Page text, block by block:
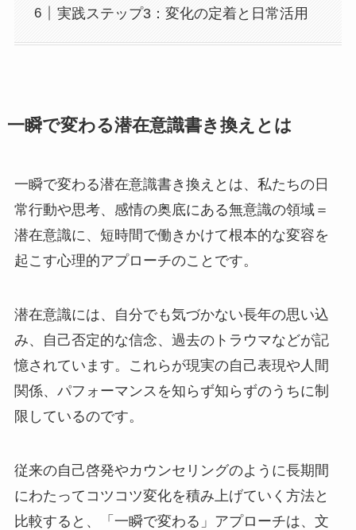
実践ステップ3：変化の定着と日常活用
一瞬で変わる潜在意識書き換えとは
一瞬で変わる潜在意識書き換えとは、私たちの日
常行動や思考、感情の奥底にある無意識の領域＝
潜在意識に、短時間で働きかけて根本的な変容を
起こす心理的アプローチのことです。
潜在意識には、自分でも気づかない長年の思い込
み、自己否定的な信念、過去のトラウマなどが記
憶されています。これらが現実の自己表現や人間
関係、パフォーマンスを知らず知らずのうちに制
限しているのです。
従来の自己啓発やカウンセリングのように長期間
にわたってコツコツ変化を積み上げていく方法と
比較すると、「一瞬で変わる」アプローチは、文